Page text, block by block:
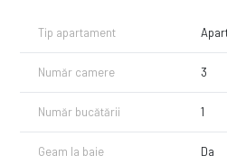
Comision 0%.
Reprezentare exclusivă – Răzvan
Tip apartament
Număr camere 3
Număr bucătării 1
Geam la baie Da